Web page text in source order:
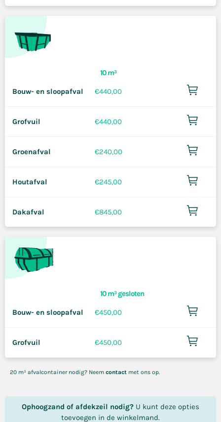
10 m³
Bouw- en sloopafval €440,00
Grofvuil €440,00
Groenafval €240,00
Houtafval €245,00
Dakafval €845,00
10 m³ gesloten
Bouw- en sloopafval €450,00
Grofvuil €450,00
20 m³ afvalcontainer nodig? Neem contact met ons op.
Ophoogzand of afdekzeil nodig? U kunt deze opties
toevoegen in de winkelmand.